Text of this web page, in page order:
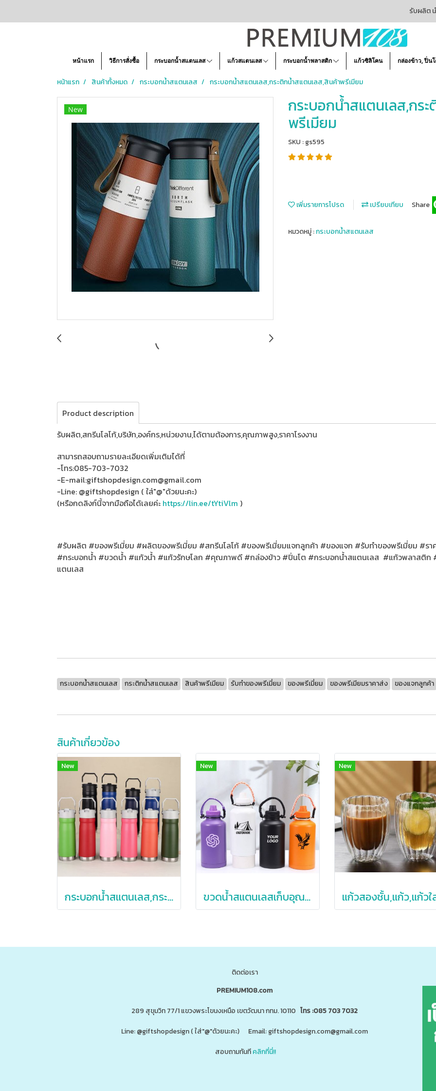
รับผลิต
หน้าแรก วิธีการสั่งซื้อ กระบอกน้ำสแตนเลส แก้วสแตนเลส กระบอกน้ำพลาสติก แก้วซิลิโคน กล่องข้าว, ปิ่น
หน้าแรก สินค้าทั้งหมด กระบอกน้ำสแตนเลส กระบอกน้ำสแตนเลส,กระติกน้ำสแตนเลส,สินค้าพรีเมียม
New
กระบอกน้ำสแตนเลส,กร
พรีเมียม
SKU : gs595
เพิ่มรายการโปรด เปรียบเทียบ Share
หมวดหมู่ :กระบอกน้ำสแตนเลส
Product description
รับผลิต,สกรีนโลโก้,บริษัท,องค์กร,หน่วยงาน,ได้ตามต้องการ,คุณภาพสูง,ราคาโรงงาน
สามารถสอบถามรายละเอียดเพิ่มเติมได้ที่
-โทร:085-703-7032
-E-mail:giftshopdesign.com@gmail.com
-Line: @giftshopdesign ( ใส่"@"ด้วยนะคะ)
(หรือกดลิงก์นี้จากมือถือได้เลยค่ะ https://lin.ee/tYtiVlm )
#รับผลิต #ของพรีเมี่ยม #ผลิตของพรีเมี่ยม #สกรีนโลโก้ #ของพรีเมี่ยมแจกลูกค้า #ของแจก #รับทําของพรีเมี่ยม #ร
#กระบอกน้ำ #ขวดน้ำ #แก้วน้ำ #แก้วรักษโลก #คุณภาพดี #กล่องข้าว #ปิ่นโต #กระบอกน้ำสแตนเลส #แก้วพลาสติก
แตนเลส
กระบอกน้ำสแตนเลส กระติกน้ำสแตนเลส สินค้าพรีเมียม รับทำของพรีเมี่ยม ของพรีเมี่ยม ของพรีเมียมราคาส่ง ของแจกลูกค้า
สินค้าเกี่ยวข้อง
New
กระบอกน้ำสแตนเลส,กระบอกน้าสแตนเลสหูหิ้ว,650oz
New
ขวดน้ำสแตนเลสเก็บอุณหภูมิ,กระติกน้ำสแตนเลส,64oz
New
ติดต่อเรา
PREMIUM108.com
289 สุขุมวิท 77/1 แขวงพระโขนงเหนือ เขตวัฒนา กทม. 10110 โทร :085 703 7032
Line: @giftshopdesign ( ใส่"@"ด้วยนะคะ) Email: giftshopdesign.com@gmail.com
สอบถามทันทีคลิกที่นี่!!